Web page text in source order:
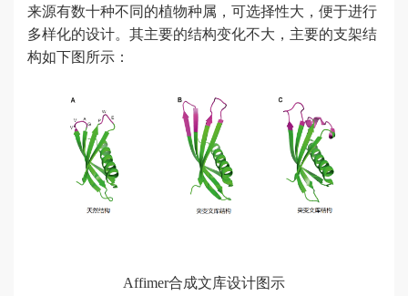
体
来源有数十种不同的植物种属，可选择性大，便于进行
多样化的设计。其主要的结构变化不大，主要的支架结
构如下图所示：
Affimer合成文库设计图示